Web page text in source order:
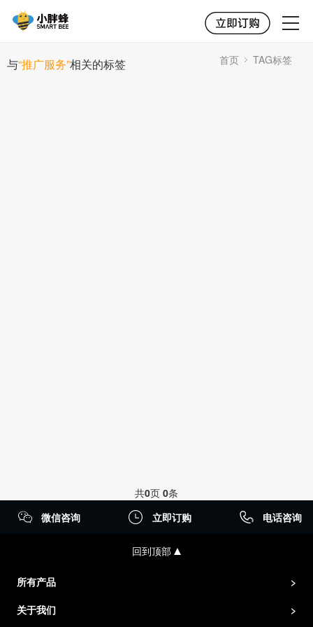
与“推广服务”相关的标签 首页 TAG标签
共0页 0条
微信咨询
立即订购 电话咨询
回到顶部
所有产品
>
关于我们
>